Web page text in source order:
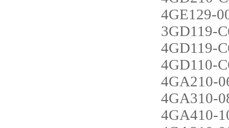
4GE129-
3GD119-
4GD119-
4GD110-
4GA210-
4GA310-
4GA410-